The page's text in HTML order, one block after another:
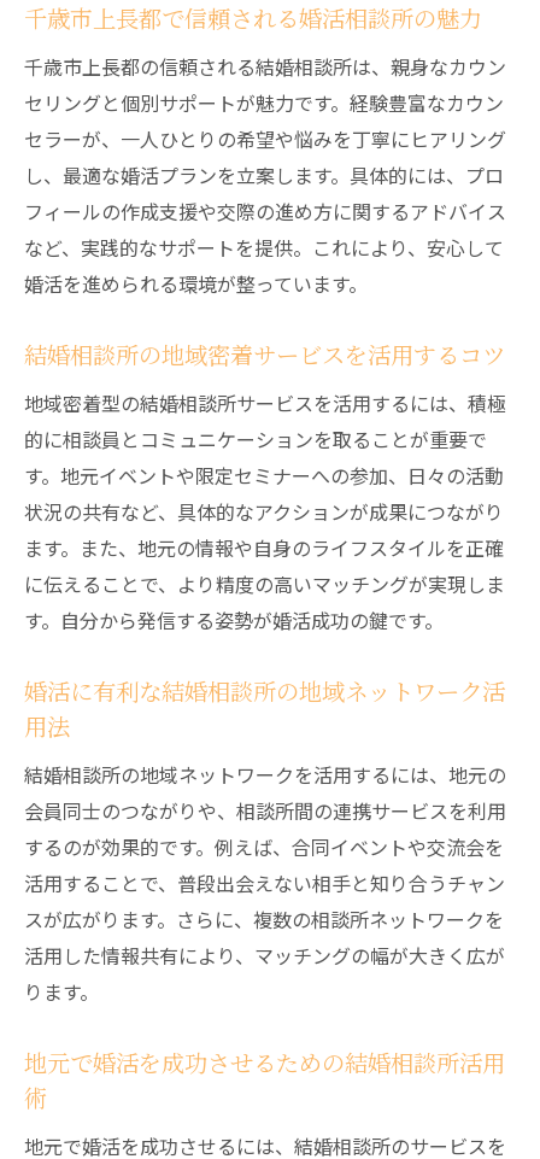
千歳市上長都で信頼される婚活相談所の魅力
千歳市上長都の信頼される結婚相談所は、親身なカウン
セリングと個別サポートが魅力です。経験豊富なカウン
セラーが、一人ひとりの希望や悩みを丁寧にヒアリング
し、最適な婚活プランを立案します。具体的には、プロ
フィールの作成支援や交際の進め方に関するアドバイス
など、実践的なサポートを提供。これにより、安心して
婚活を進められる環境が整っています。
結婚相談所の地域密着サービスを活用するコツ
地域密着型の結婚相談所サービスを活用するには、積極
的に相談員とコミュニケーションを取ることが重要で
す。地元イベントや限定セミナーへの参加、日々の活動
状況の共有など、具体的なアクションが成果につながり
ます。また、地元の情報や自身のライフスタイルを正確
に伝えることで、より精度の高いマッチングが実現しま
す。自分から発信する姿勢が婚活成功の鍵です。
婚活に有利な結婚相談所の地域ネットワーク活
用法
結婚相談所の地域ネットワークを活用するには、地元の
会員同士のつながりや、相談所間の連携サービスを利用
するのが効果的です。例えば、合同イベントや交流会を
活用することで、普段出会えない相手と知り合うチャン
スが広がります。さらに、複数の相談所ネットワークを
活用した情報共有により、マッチングの幅が大きく広が
ります。
地元で婚活を成功させるための結婚相談所活用
術
地元で婚活を成功させるには、結婚相談所のサービスを